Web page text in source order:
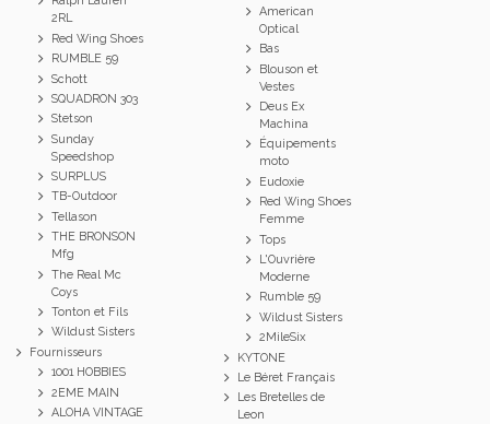
2RL
Red Wing Shoes
RUMBLE 59
Schott
SQUADRON 303
Stetson
Sunday
Speedshop
SURPLUS
TB-Outdoor
Tellason
THE BRONSON
Mfg
The Real Mc
Coys
Tonton et Fils
Wildust Sisters
Fournisseurs
1001 HOBBIES
2EME MAIN
ALOHA VINTAGE
American
Optical
Bas
Blouson et
Vestes
Deus Ex
Machina
Équipements
moto
Eudoxie
Red Wing Shoes
Femme
Tops
L'Ouvrière
Moderne
Rumble 59
Wildust Sisters
2MileSix
KYTONE
Le Béret Français
Les Bretelles de
Leon